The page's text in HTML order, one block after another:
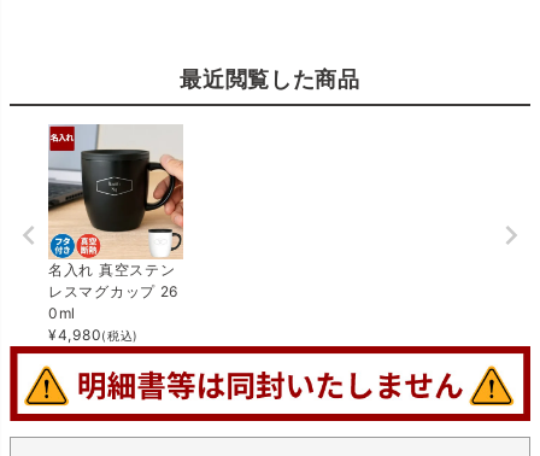
最近閲覧した商品
名入れ 真空ステン
レスマグカップ 26
0ml
¥4,980(税込)